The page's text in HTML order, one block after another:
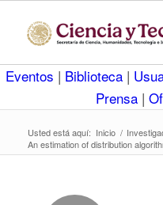
Eventos | Biblioteca |
Prensa |
Usted está aquí: Inicio /
An estimation of distribution